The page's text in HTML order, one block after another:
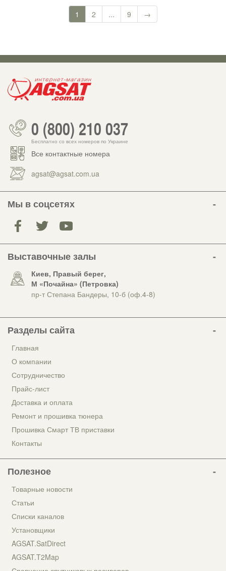
1 2 ... 9 →
0 (800) 210 037
Бесплатно со всех номеров по Украине
Все контактные номера
agsat@agsat.com.ua
Мы в соцсетях
Выставочные залы
Киев, Правый берег,
М «Почайна» (Петровка)
пр-т Степана Бандеры, 10-б (оф.4-8)
Разделы сайта
Главная
О компании
Сотрудничество
Прайс-лист
Доставка и оплата
Ремонт и прошивка тюнера
Прошивка Смарт ТВ приставки
Контакты
Полезное
Товарные новости
Статьи
Списки каналов
Установщики
AGSAT.SatDirect
AGSAT.T2Map